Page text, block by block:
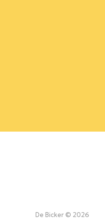
De Bicker © 2026